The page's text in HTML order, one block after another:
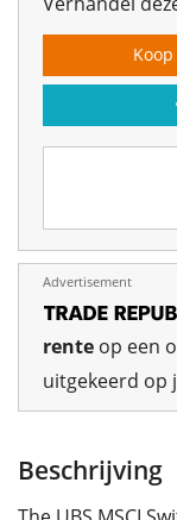
Koop
Advertisement
rente op een
uitgekeerd op
Beschrijving